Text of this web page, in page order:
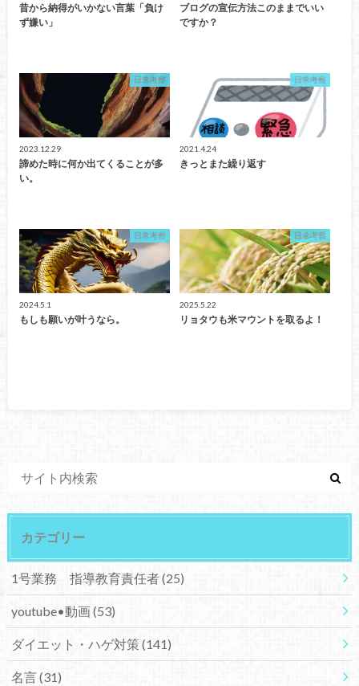
昔から納得がいかない言葉「負け
ず嫌い」
ブログの宣伝方法このままでいい
ですか？
日常考察
2023.12.29
諦めた時に何か出てくることが多
い。
日常考察
2021.4.24
きっとまた繰り返す
日常考察
2024.5.1
もしも願いが叶うなら。
日常考察
2025.5.22
リョタウも米マウントを取るよ！
カテゴリー
1号業務 指導教育責任者(25)
youtube•動画(53)
ダイエット・ハゲ対策(141)
名言(31)